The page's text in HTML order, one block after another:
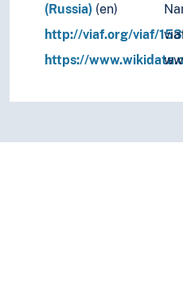
(Russia) (en)
http://viaf.org/viaf/
https://